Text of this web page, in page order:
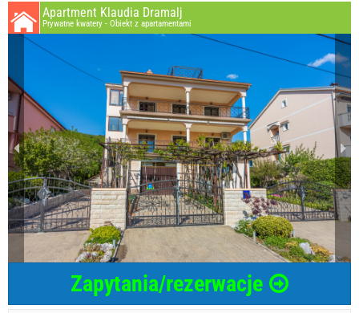
Apartment Klaudia Dramalj
Prywatne kwatery - Obiekt z apartamentami
Zapytania/rezerwacje